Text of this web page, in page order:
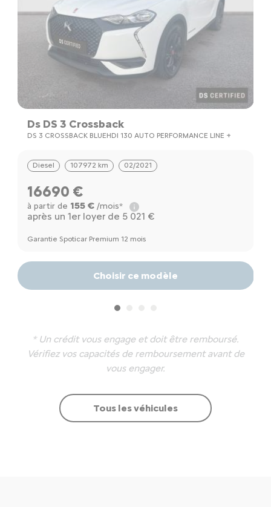
Ds DS 3 Crossback
DS 3 CROSSBACK BLUEHDI 130 AUTO PERFORMANCE LINE +
Diesel 107972 km 02/2021
16690 €
à partir de 155 €/mois*
après un 1er loyer de 5 021 €
Garantie Spoticar Premium 12 mois
Choisir ce modèle
* Un crédit vous engage et doit être remboursé.
Vérifiez vos capacités de remboursement avant de
vous engager.
Tous les véhicules